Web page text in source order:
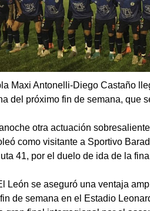
Maxi Antonelli-Diego Castaño
del próximo fin de semana, que
otra actuación
como visitante a Sportivo
41, por el duelo de ida de la
León se aseguró una ventaja
de semana en el Estadio